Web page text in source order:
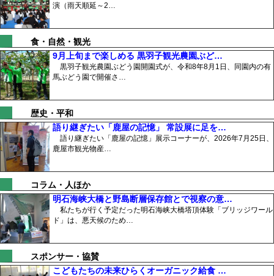
演（雨天順延～2…
食・自然・観光
9月上旬まで楽しめる 黒羽子観光農園ぶど…
黒羽子観光農園ぶどう園開園式が、令和8年8月1日、同園内の有
馬ぶどう園で開催さ…
歴史・平和
語り継ぎたい「鹿屋の記憶」 常設展に足を…
語り継ぎたい「鹿屋の記憶」展示コーナーが、2026年7月25日、
鹿屋市観光物産…
コラム・人ほか
明石海峡大橋と野島断層保存館とで視察の意…
私たちが行く予定だった明石海峡大橋塔頂体験「ブリッジワール
ド」は、悪天候のため…
スポンサー・協賛
こどもたちの未来ひらくオーガニック給食 …